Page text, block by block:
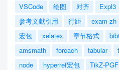
VSCode
绘图 对齐 Expl3
参考文献引用
行距 exam-zh
宏包
xelatex 章节格式
amsmath
foreach tabular
node
hyperref宏包 TikZ-PGF